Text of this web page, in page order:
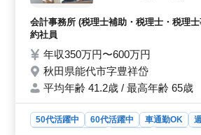
た待遇と通勤の利便性が魅力です 賞
年2回、計3ヶ月分支給され、社会保
も整っています。マイカー通勤が可能
されるため、通勤の負担が軽減されま
代のスタッフも活躍しており、幅広い
すい職場です。
決算・申告業務の補助
さい。
会計事務所 (税理士補助・税理士・税理
約社員
年収350万円〜600万円
秋田県能代市字豊祥岱
平均年齢 41.2歳 / 最高年齢 65歳
50代活躍中 60代活躍中 車通勤OK